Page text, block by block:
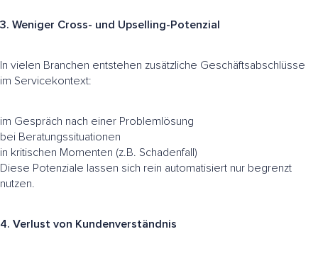
3. Weniger Cross- und Upselling-Potenzial
In vielen Branchen entstehen zusätzliche Geschäftsabschlüsse
im Servicekontext:
im Gespräch nach einer Problemlösung
bei Beratungssituationen
in kritischen Momenten (z.B. Schadenfall)
Diese Potenziale lassen sich rein automatisiert nur begrenzt
nutzen.
4. Verlust von Kundenverständnis